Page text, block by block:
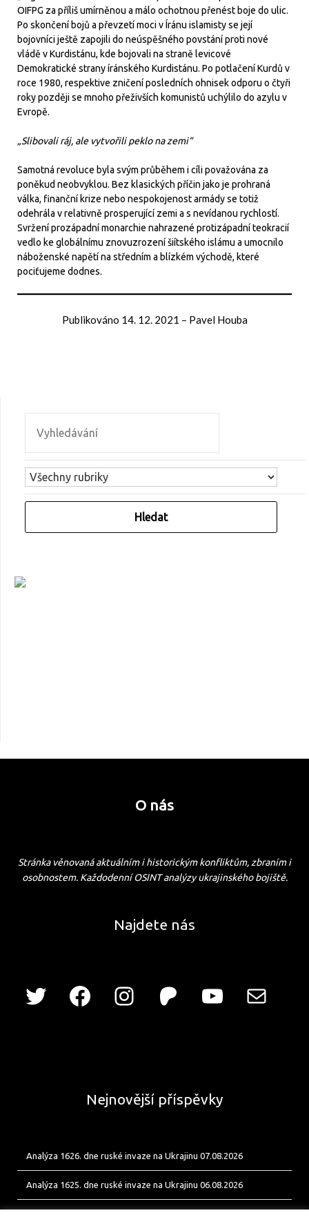
OIFPG za příliš umírněnou a málo ochotnou přenést boje do ulic.
Po skončení bojů a převzetí moci v Íránu islamisty se její
bojovníci ještě zapojili do neúspěšného povstání proti nové
vládě v Kurdistánu, kde bojovali na straně levicové
Demokratické strany íránského Kurdistánu. Po potlačení Kurdů v
roce 1980, respektive zničení posledních ohnisek odporu o čtyři
roky později se mnoho přeživších komunistů uchýlilo do azylu v
Evropě.
„Slibovali ráj, ale vytvořili peklo na zemi“
Samotná revoluce byla svým průběhem i cíli považována za
poněkud neobvyklou. Bez klasických příčin jako je prohraná
válka, finanční krize nebo nespokojenost armády se totiž
odehrála v relativně prosperující zemi a s nevídanou rychlostí.
Svržení prozápadní monarchie nahrazené protizápadní teokracií
vedlo ke globálnímu znovuzrození šiítského islámu a umocnilo
náboženské napětí na středním a blízkém východě, které
pociťujeme dodnes.
Publikováno 14. 12. 2021 – Pavel Houba
O nás
Stránka věnovaná aktuálním i historickým konfliktům, zbraním i
osobnostem. Každodenní OSINT analýzy ukrajinského bojiště.
Najdete nás
Nejnovější příspěvky
Analýza 1626. dne ruské invaze na Ukrajinu 07.08.2026
Analýza 1625. dne ruské invaze na Ukrajinu 06.08.2026